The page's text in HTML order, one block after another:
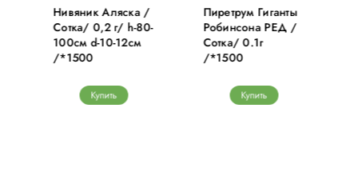
Нивяник Аляска /
Сотка/ 0,2 г/ h-80-
100см d-10-12см
/*1500
Купить
Пиретрум Гиганты
Робинсона РЕД /
Сотка/ 0.1г
/*1500
Купить